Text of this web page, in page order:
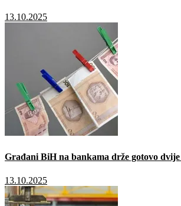
13.10.2025
Građani BiH na bankama drže gotovo
13.10.2025